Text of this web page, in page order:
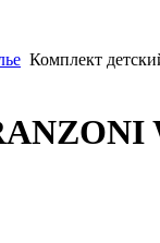
Комплект